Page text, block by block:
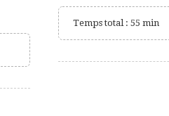
Temps total : 55 min